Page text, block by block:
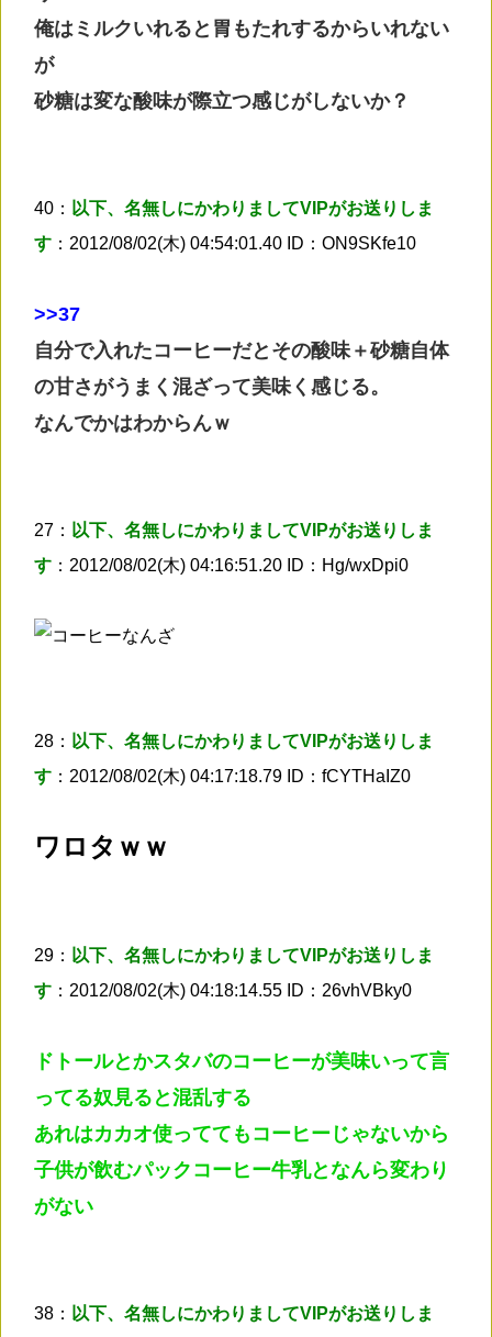
俺はミルクいれると胃もたれするからいれない
が
砂糖は変な酸味が際立つ感じがしないか？
40： 以下、名無しにかわりましてVIPがお送りしま
す ：2012/08/02(木) 04:54:01.40 ID：ON9SKfe10
>>37
自分で入れたコーヒーだとその酸味＋砂糖自体
の甘さがうまく混ざって美味く感じる。
なんでかはわからんｗ
27： 以下、名無しにかわりましてVIPがお送りしま
す ：2012/08/02(木) 04:16:51.20 ID：Hg/wxDpi0
28： 以下、名無しにかわりましてVIPがお送りしま
す ：2012/08/02(木) 04:17:18.79 ID：fCYTHaIZ0
ワロタｗｗ
29： 以下、名無しにかわりましてVIPがお送りしま
す ：2012/08/02(木) 04:18:14.55 ID：26vhVBky0
ドトールとかスタバのコーヒーが美味いって言
ってる奴見ると混乱する
あれはカカオ使っててもコーヒーじゃないから
子供が飲むパックコーヒー牛乳となんら変わり
がない
38： 以下、名無しにかわりましてVIPがお送りしま